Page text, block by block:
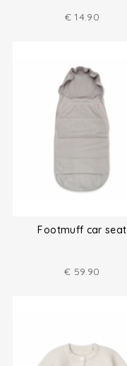
€ 14.90
Footmuff car seat
€ 59.90